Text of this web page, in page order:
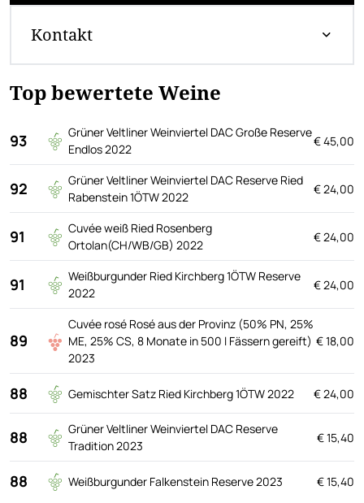
Kontakt
Top bewertete Weine
93
Grüner Veltliner Weinviertel DAC Große Reserve
Endlos 2022
€ 45,00
92
Grüner Veltliner Weinviertel DAC Reserve Ried
Rabenstein 1ÖTW 2022
€ 24,00
91
Cuvée weiß Ried Rosenberg
Ortolan(CH/WB/GB) 2022
€ 24,00
91
Weißburgunder Ried Kirchberg 1ÖTW Reserve
2022
€ 24,00
89
Cuvée rosé Rosé aus der Provinz (50% PN, 25%
ME, 25% CS, 8 Monate in 500 l Fässern gereift)
2023
€ 18,00
88 Gemischter Satz Ried Kirchberg 1ÖTW 2022 € 24,00
88
Grüner Veltliner Weinviertel DAC Reserve
Tradition 2023
€ 15,40
88 Weißburgunder Falkenstein Reserve 2023 € 15,40